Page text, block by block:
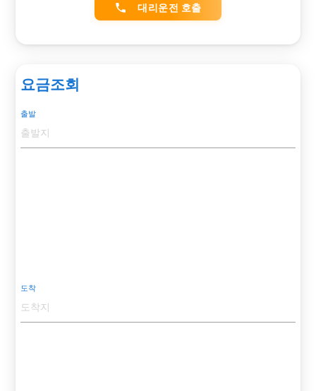
phone 대리운전 호출
요금조회
출발
도착